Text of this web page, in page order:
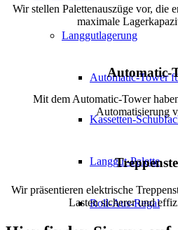
Langgutlagerung
Automatic-Tower
Kassetten-
Langgut-Palette
Roll-Aus-Regal
Wir stellen Palettenauszüge vor, die
maximale
Automatic-
Mit dem Automatic-Tower
Automatisierung
Wir präsentieren elektrische
Lasten sicherer und